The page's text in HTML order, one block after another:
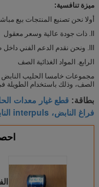
ميزة تنافسية:
أولا نحن تصنيع المنتجات بيع
II. ذات جودة عالية وسعر معقول
III. ونحن نقدم الدعم الفني داخل ضمان لمدة سنة واحدة.
الرابع. المواد الغذائية الصف
مجموعات خامسا الحليب النابض
الصف، وذلك باستخدام الطويلة
بطاقة: قطع غيار معدات
فراغ النابض، interpuls النابض